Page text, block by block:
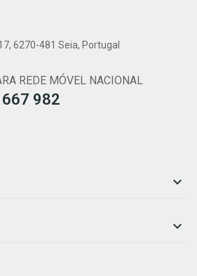
6270-481 Seia, Portugal
REDE MÓVEL NACIONAL
982

